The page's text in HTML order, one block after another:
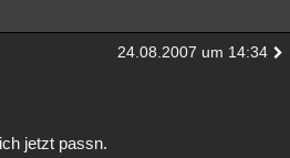
24.08.2007 um 14:34
jetzt passn.